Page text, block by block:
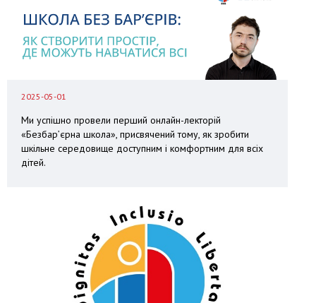
2025-05-01
Ми успішно провели перший онлайн-лекторій
«Безбар’єрна школа», присвячений тому, як зробити
шкільне середовище доступним і комфортним для всіх
дітей.